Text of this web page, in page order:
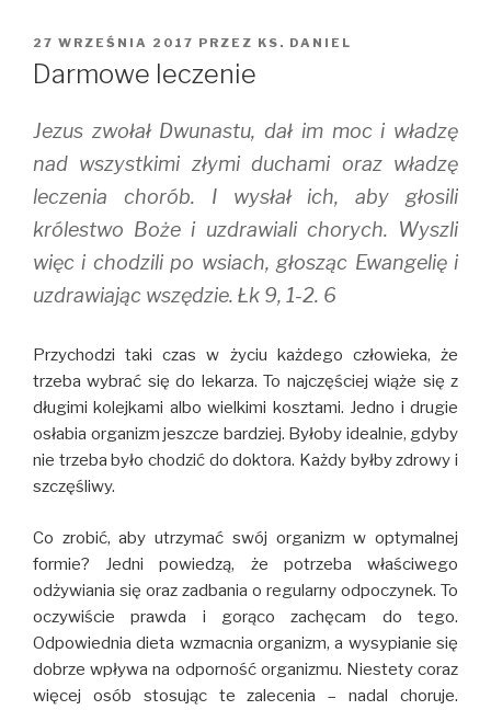
OPUBLIKOWANE
W
27 WRZEŚNIA 2017 PRZEZ KS. DANIEL
Darmowe leczenie
Jezus zwołał Dwunastu, dał im moc i władzę
nad wszystkimi złymi duchami oraz władzę
leczenia chorób. I wysłał ich, aby głosili
królestwo Boże i uzdrawiali chorych. Wyszli
więc i chodzili po wsiach, głosząc Ewangelię i
uzdrawiając wszędzie. Łk 9, 1-2. 6
Przychodzi taki czas w życiu każdego człowieka, że
trzeba wybrać się do lekarza. To najczęściej wiąże się z
długimi kolejkami albo wielkimi kosztami. Jedno i drugie
osłabia organizm jeszcze bardziej. Byłoby idealnie, gdyby
nie trzeba było chodzić do doktora. Każdy byłby zdrowy i
szczęśliwy.
Co zrobić, aby utrzymać swój organizm w optymalnej
formie? Jedni powiedzą, że potrzeba właściwego
odżywiania się oraz zadbania o regularny odpoczynek. To
oczywiście prawda i gorąco zachęcam do tego.
Odpowiednia dieta wzmacnia organizm, a wysypianie się
dobrze wpływa na odporność organizmu. Niestety coraz
więcej osób stosując te zalecenia – nadal choruje.